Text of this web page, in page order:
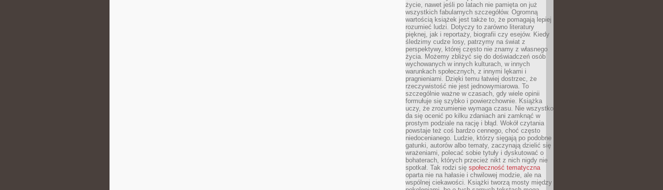
życie, nawet jeśli po latach nie pamięta on już
wszystkich fabularnych szczegółów. Ogromną
wartością książek jest także to, że pomagają lepiej
rozumieć ludzi. Dotyczy to zarówno literatury
pięknej, jak i reportaży, biografii czy esejów. Kiedy
śledzimy cudze losy, patrzymy na świat z
perspektywy, której często nie znamy z własnego
życia. Możemy zbliżyć się do doświadczeń osób
wychowanych w innych kulturach, w innych
warunkach społecznych, z innymi lękami i
pragnieniami. Dzięki temu łatwiej dostrzec, że
rzeczywistość nie jest jednowymiarowa. To
szczególnie ważne w czasach, gdy wiele opinii
formułuje się szybko i powierzchownie. Książka
uczy, że zrozumienie wymaga czasu. Nie wszystko
da się ocenić po kilku zdaniach ani zamknąć w
prostym podziale na rację i błąd. Wokół czytania
powstaje też coś bardzo cennego, choć często
niedocenianego. Ludzie, którzy sięgają po podobne
gatunki, autorów albo tematy, zaczynają dzielić się
wrażeniami, polecać sobie tytuły i dyskutować o
bohaterach, których przecież nikt z nich nigdy nie
spotkał. Tak rodzi się społeczność tematyczna
oparta nie na hałasie i chwilowej modzie, ale na
wspólnej ciekawości. Książki tworzą mosty między